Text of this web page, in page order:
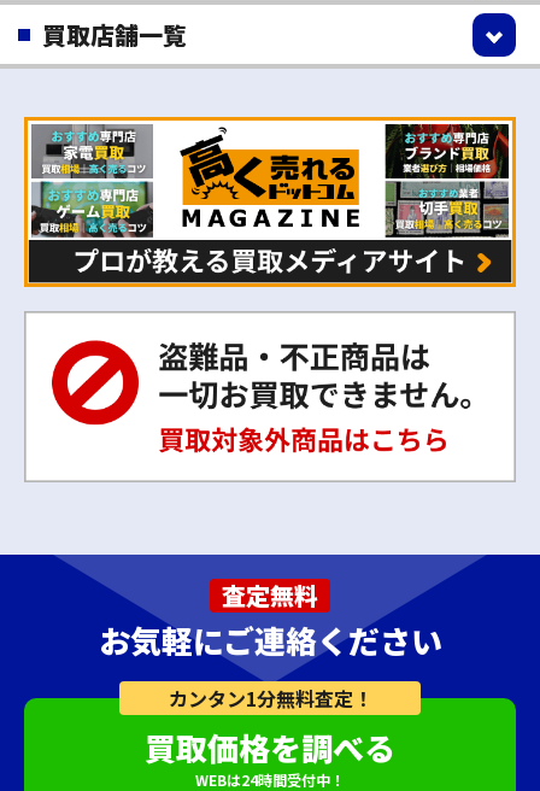
買取店舗一覧
査定無料
お気軽にご連絡ください
カンタン1分無料査定！
買取価格を調べる
WEBは24時間受付中！